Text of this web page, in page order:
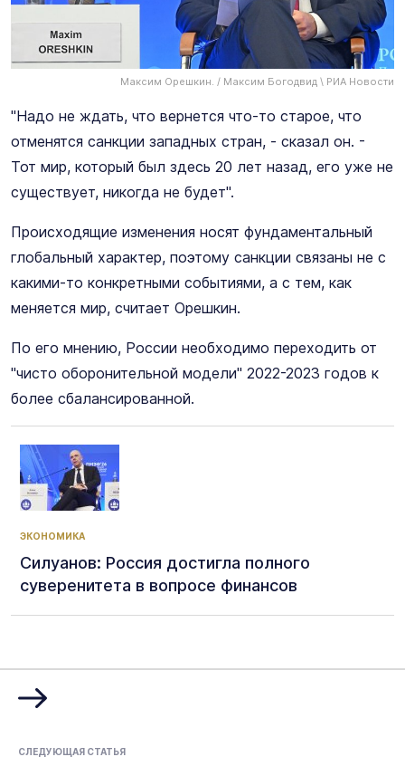
Максим Орешкин. / Максим Богодвид \ РИА Новости
"Надо не ждать, что вернется что-то старое, что
отменятся санкции западных стран, - сказал он. -
Тот мир, который был здесь 20 лет назад, его уже не
существует, никогда не будет".
Происходящие изменения носят фундаментальный
глобальный характер, поэтому санкции связаны не с
какими-то конкретными событиями, а с тем, как
меняется мир, считает Орешкин.
По его мнению, России необходимо переходить от
"чисто оборонительной модели" 2022-2023 годов к
более сбалансированной.
ЭКОНОМИКА
Силуанов: Россия достигла полного
суверенитета в вопросе финансов
СЛЕДУЮЩАЯ СТАТЬЯ